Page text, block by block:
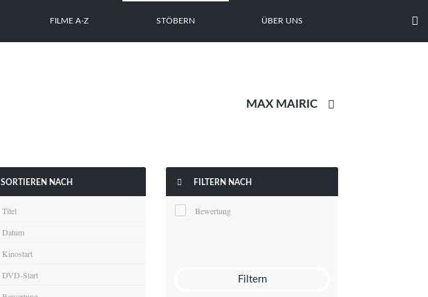
FILME A-Z STÖBERN ÜBER UNS 

SORTIEREN NACH
Titel
Datum
Kinostart
DVD-Start
 FILTERN NACH
Bewertung
Filtern